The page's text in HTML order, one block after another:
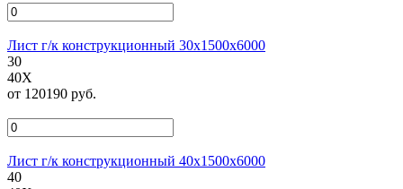
Лист г/к конструкционный 30х1500х6000
30
40Х
от 120190 руб.
Лист г/к конструкционный 40х1500х6000
40